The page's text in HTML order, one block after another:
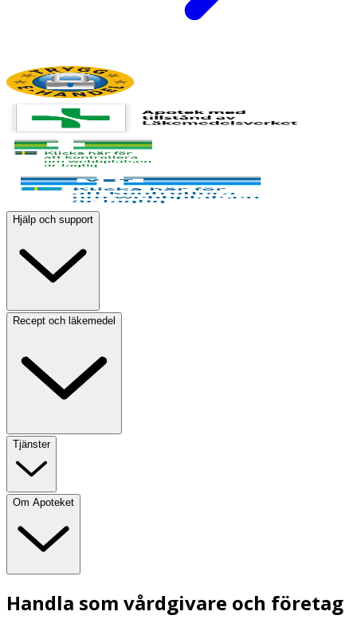
Hjälp och support
Recept och läkemedel
Tjänster
Om Apoteket
Handla som vårdgivare och företag